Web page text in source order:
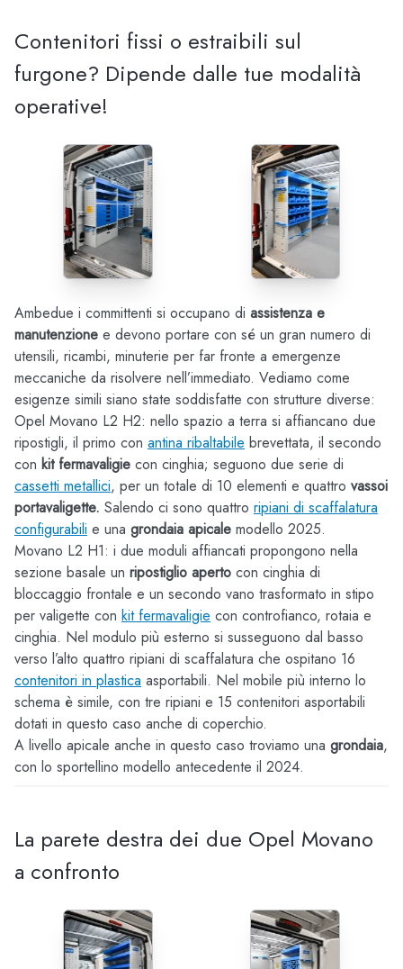
Contenitori fissi o estraibili sul
furgone? Dipende dalle tue modalità
operative!
Ambedue i committenti si occupano di assistenza e
manutenzione e devono portare con sé un gran numero di
utensili, ricambi, minuterie per far fronte a emergenze
meccaniche da risolvere nell’immediato. Vediamo come
esigenze simili siano state soddisfatte con strutture diverse:
Opel Movano L2 H2: nello spazio a terra si affiancano due
ripostigli, il primo con antina ribaltabile brevettata, il secondo
con kit fermavaligie con cinghia; seguono due serie di
cassetti metallici, per un totale di 10 elementi e quattro vassoi
portavaligette. Salendo ci sono quattro ripiani di scaffalatura
configurabili e una grondaia apicale modello 2025.
Movano L2 H1: i due moduli affiancati propongono nella
sezione basale un ripostiglio aperto con cinghia di
bloccaggio frontale e un secondo vano trasformato in stipo
per valigette con kit fermavaligie con controfianco, rotaia e
cinghia. Nel modulo più esterno si susseguono dal basso
verso l’alto quattro ripiani di scaffalatura che ospitano 16
contenitori in plastica asportabili. Nel mobile più interno lo
schema è simile, con tre ripiani e 15 contenitori asportabili
dotati in questo caso anche di coperchio.
A livello apicale anche in questo caso troviamo una grondaia,
con lo sportellino modello antecedente il 2024.
La parete destra dei due Opel Movano
a confronto